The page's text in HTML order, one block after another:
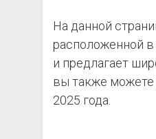
На данной
расположенной в
и предлагает
вы также можете
2025 года.